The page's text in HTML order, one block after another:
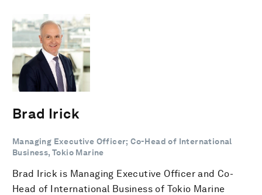
Brad Irick
Managing Executive Officer; Co-Head of International
Business, Tokio Marine
Brad Irick is Managing Executive Officer and Co-
Head of International Business of Tokio Marine